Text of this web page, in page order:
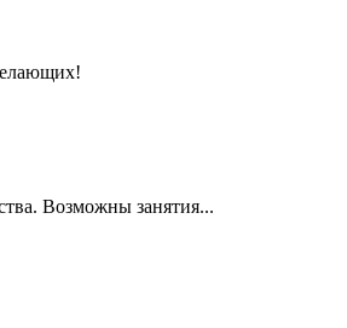
Возможны занятия...